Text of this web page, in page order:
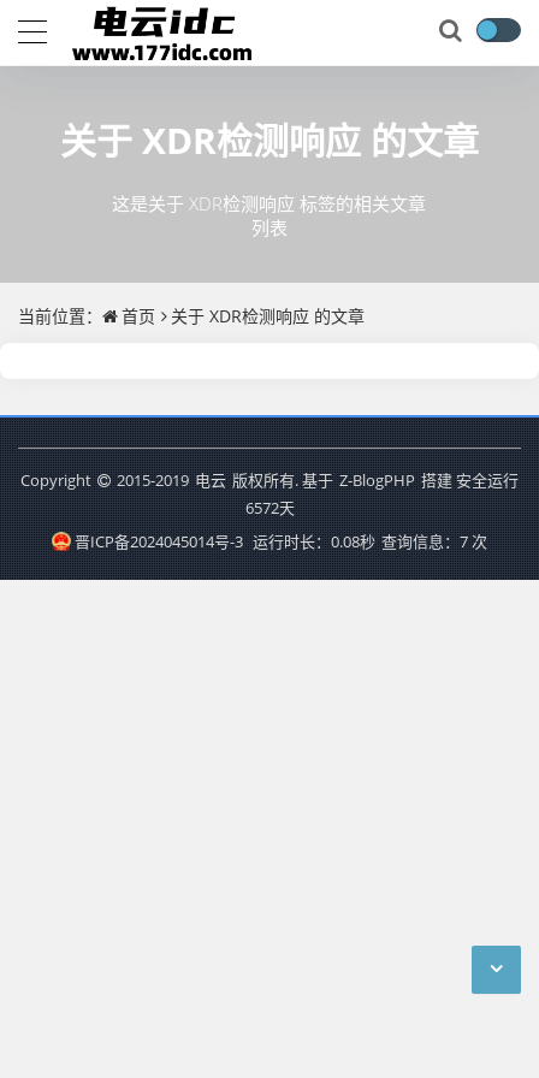
关于XDR检测响应 的文章
这是关于 XDR检测响应 标签的相关文章
列表
当前位置： 首页 关于 XDR检测响应 的文章
Copyright 2015-2019 电云 版权所有. 基于 Z-BlogPHP 搭建 安全运行
6572天
晋ICP备2024045014号-3 运行时长：0.08秒 查询信息：7 次